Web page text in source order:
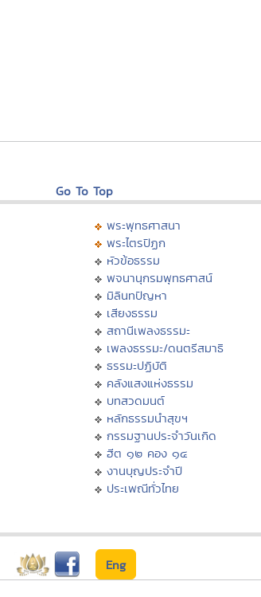
Go To Top
พระพุทธศาสนา
พระไตรปิฏก
หัวข้อธรรม
พจนานุกรมพุทธศาสน์
มิลินทปัญหา
เสียงธรรม
สถานีเพลงธรรมะ
เพลงธรรมะ/ดนตรีสมาธิ
ธรรมะปฏิบัติ
คลังแสงแห่งธรรม
บทสวดมนต์
หลักธรรมนำสุขฯ
กรรมฐานประจำวันเกิด
ฮีต ๑๒ คอง ๑๔
งานบุญประจำปี
ประเพณีทั่วไทย
Eng